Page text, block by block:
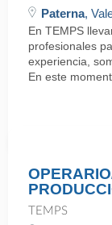
Paterna,
En TEMPS
profesionales
experiencia,
En este
TEMPS